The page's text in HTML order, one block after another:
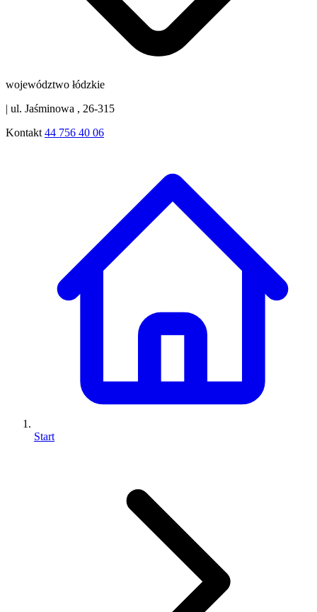
województwo łódzkie
| ul. Jaśminowa , 26-315
Kontakt 44 756 40 06
Start